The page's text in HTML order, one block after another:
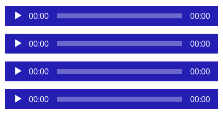
audio
Reproductor
de
audio
00:00 00:00
Reproductor
de
audio
00:00 00:00
Reproductor
de
audio
00:00 00:00
Reproductor
de
00:00 00:00